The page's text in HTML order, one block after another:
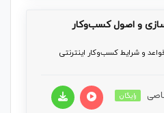
را خریداری نمایید.
و اصول کسب‌و‌کار
قواعد و شرایط کسب‌و‌کار اینترنتی
رایگان